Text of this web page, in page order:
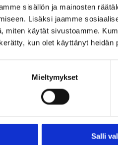
sisällön ja mainosten
Lisäksi jaamme
miten käytät sivustoamme.
kun olet käyttänyt heidän
Mieltymykset
Salli
jotka
2.